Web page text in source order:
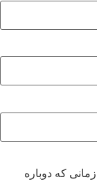
که دوباره